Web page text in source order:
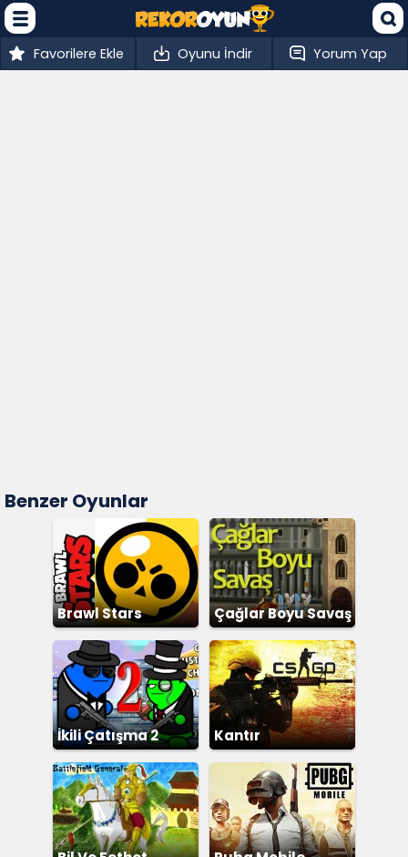
Favorilere Ekle Oyunu İndir Yorum Yap
Benzer Oyunlar
Brawl Stars Çağlar Boyu Savaş
İkili Çatışma 2 Kantır